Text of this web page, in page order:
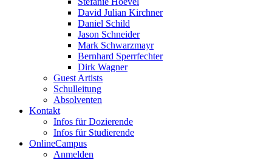
David Julian Kirchner
Daniel Schild
Jason Schneider
Mark Schwarzmayr
Bernhard Sperrfechter
Dirk Wagner
Guest Artists
Schulleitung
Absolventen
Kontakt
Infos für Dozierende
Infos für Studierende
OnlineCampus
Anmelden